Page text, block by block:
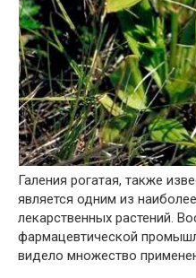
Галения рогатая, также
является одним из
лекарственных растений.
фармацевтической
видело множество